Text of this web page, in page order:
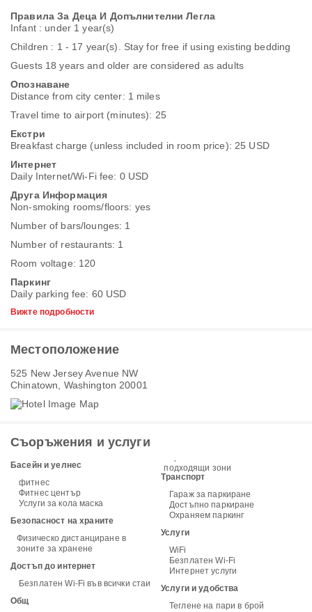
Правила За Деца И Допълнителни Легла
Infant : under 1 year(s)
Children : 1 - 17 year(s). Stay for free if using existing bedding
Guests 18 years and older are considered as adults
Опознаване
Distance from city center: 1 miles
Travel time to airport (minutes): 25
Екстри
Breakfast charge (unless included in room price): 25 USD
Интернет
Daily Internet/Wi-Fi fee: 0 USD
Друга Информация
Non-smoking rooms/floors: yes
Number of bars/lounges: 1
Number of restaurants: 1
Room voltage: 120
Паркинг
Daily parking fee: 60 USD
Вижте подробности
Местоположение
525 New Jersey Avenue NW
Chinatown, Washington 20001
Съоръжения и услуги
Басейн и уелнес
фитнес
Фитнес център
Услуги за кола маска
Безопасност на храните
Физическо дистанциране в
зоните за хранене
Достъп до интернет
Безплатен Wi-Fi във всички стаи
Общ
подходящи зони
Транспорт
Гараж за паркиране
Достъпно паркиране
Охраняем паркинг
Услуги
WiFi
Безплатен Wi-Fi
Интернет услуги
Услуги и удобства
Теглене на пари в брой